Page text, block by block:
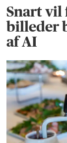
Snart vil
billeder
af AI